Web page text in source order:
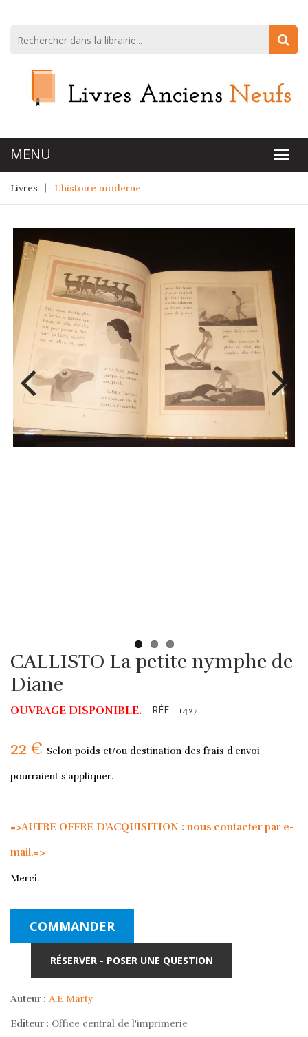
Livres L'histoire moderne
CALLISTO La petite nymphe de
Diane
OUVRAGE DISPONIBLE. RÉF 1427
22 € Selon poids et/ou destination des frais d'envoi
pourraient s'appliquer.
=>AUTRE OFFRE D'ACQUISITION : nous contacter par e-
mail.=>
Merci.
COMMANDER
RÉSERVER - POSER UNE QUESTION
Auteur : A.E Marty
Editeur : Office central de l'imprimerie